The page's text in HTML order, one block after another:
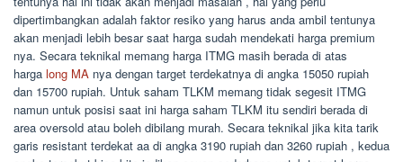
dipertimbangkan adalah faktor resiko yang harus anda ambil tentunya
akan menjadi lebih besar saat harga sudah mendekati harga premium
nya. Secara teknikal memang harga ITMG masih berada di atas
harga long MA nya dengan target terdekatnya di angka 15050 rupiah
dan 15700 rupiah. Untuk saham TLKM memang tidak segesit ITMG
namun untuk posisi saat ini harga saham TLKM itu sendiri berada di
area oversold atau boleh dibilang murah. Secara teknikal jika kita tarik
garis resistant terdekat aa di angka 3190 rupiah dan 3260 rupiah , kedua